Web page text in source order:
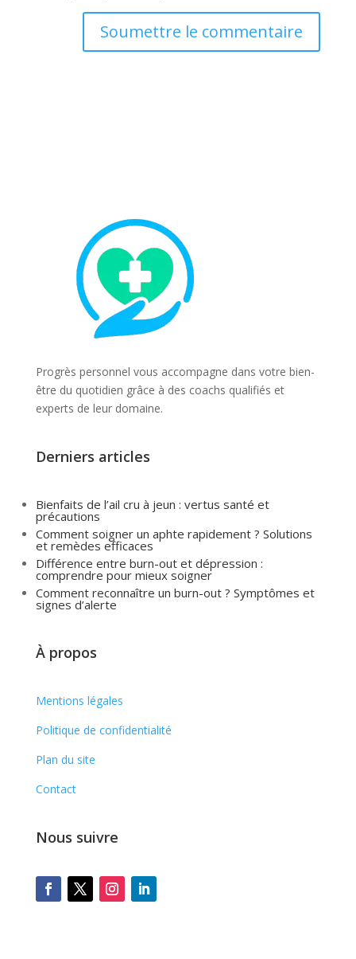
Soumettre le commentaire
Progrès personnel vous accompagne dans votre bien-
être du quotidien grâce à des coachs qualifiés et
experts de leur domaine.
Derniers articles
Bienfaits de l’ail cru à jeun : vertus santé et
précautions
Comment soigner un aphte rapidement ? Solutions
et remèdes efficaces
Différence entre burn-out et dépression :
comprendre pour mieux soigner
Comment reconnaître un burn-out ? Symptômes et
signes d’alerte
À propos
Mentions légales
Politique de confidentialité
Plan du site
Contact
Nous suivre